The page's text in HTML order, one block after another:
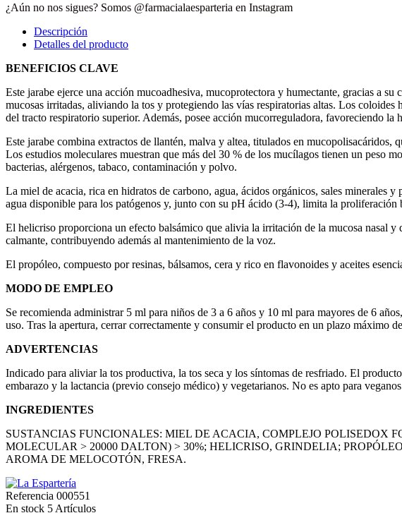
¿Aún no nos sigues? Somos @farmacialaesparteria en Instagram
Descripción
Detalles del producto
BENEFICIOS CLAVE
Este jarabe ejerce una acción mucoadhesiva, mucoprotectora y humectante, gracias a
mucosas irritadas, aliviando la tos y protegiendo las vías respiratorias altas. Los
del tracto respiratorio superior. Además, posee acción mucorreguladora, favoreciendo
Este jarabe combina extractos de llantén, malva y altea, titulados en mucopolisacáridos,
Los estudios moleculares muestran que más del 30 % de los mucílagos tienen un peso
bacterias, alérgenos, tabaco, contaminación y polvo.
La miel de acacia, rica en hidratos de carbono, agua, ácidos orgánicos, sales minerales
agua disponible para los patógenos y, junto con su pH ácido (3-4), limita la proliferación
El helicriso proporciona un efecto balsámico que alivia la irritación de la mucosa nasal
calmante, contribuyendo además al mantenimiento de la voz.
El propóleo, compuesto por resinas, bálsamos, cera y rico en flavonoides y aceites
MODO DE EMPLEO
Se recomienda administrar 5 ml para niños de 3 a 6 años y 10 ml para mayores de 6
uso. Tras la apertura, cerrar correctamente y consumir el producto en un plazo máximo
ADVERTENCIAS
Indicado para aliviar la tos productiva, la tos seca y los síntomas de resfriado. El
embarazo y la lactancia (previo consejo médico) y vegetarianos. No es apto para
INGREDIENTES
SUSTANCIAS FUNCIONALES: MIEL DE ACACIA, COMPLEJO POLISEDOX
MOLECULAR > 20000 DALTON) > 30%; HELICRISO, GRINDELIA;
AROMA DE MELOCOTÓN, FRESA.
Referencia 000551
En stock 5 Artículos